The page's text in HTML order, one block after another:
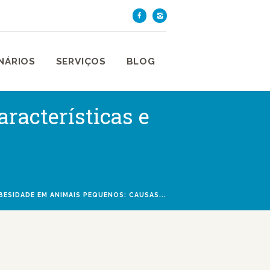
SERVIÇOS BLOG
e
EM ANIMAIS PEQUENOS: CAUSAS...
DE SÃO PAULO